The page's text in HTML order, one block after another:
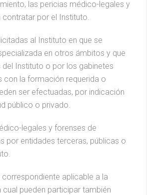
las pericias médico-legales y
por el Instituto.
al Instituto en que se
en otros ámbitos y que
Instituto o por los gabinetes
con la formación requerida o
ser efectuadas, por indicación
público o privado.
legales y forenses de
por entidades terceras, públicas o
aplicable a la
pueden participar también
#18 María de Sebastián
#aquíhay1criminólogo